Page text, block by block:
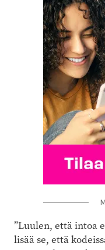
”Luulen, että intoa
lisää se, että